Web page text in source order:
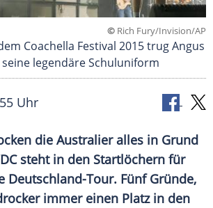
© Rich Fury/Invision/AP
Coachella Festival 2015 trug Angus
legendäre Schuluniform
Uhr
die Australier alles in Grund
steht in den Startlöchern für
Deutschland-Tour. Fünf Gründe,
immer einen Platz in den